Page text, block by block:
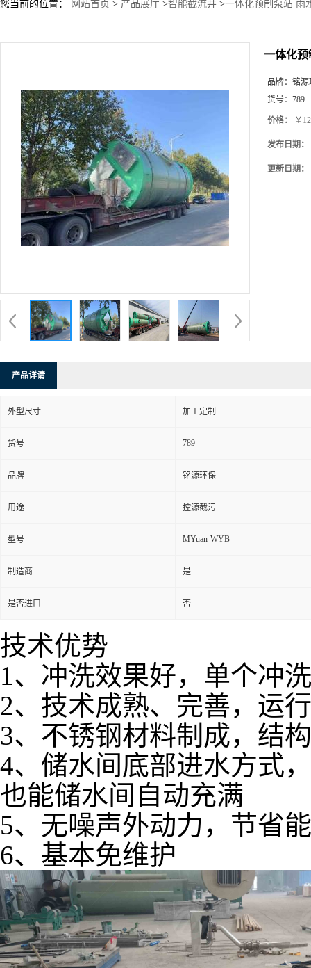
您当前的位置： 网站首页 > 产品展厅 >智能截流井 >一体化预制泵站 雨
一体化预
品牌： 铭源
货号： 789
价格： ￥
发布日期：
更新日期：
产品详请
外型尺寸 加工定制
货号 789
品牌 铭源环保
用途 控源截污
型号 MYuan-WYB
制造商 是
是否进口 否
技术优势
1、冲洗效果好，单个冲
2、技术成熟、完善，运
3、不锈钢材料制成，结
4、储水间底部进水方式
也能储水间自动充满
5、无噪声外动力，节省
6、基本免维护